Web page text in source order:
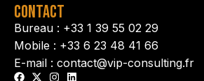
CONTACT
Bureau : +33 1 39 55 02 29
Mobile : +33 6 23 48 41 66
E-mail : contact@vip-consulting.fr